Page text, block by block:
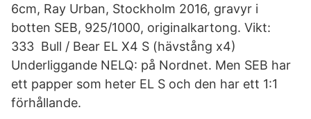
6cm, Ray Urban, Stockholm 2016, gravyr i
botten SEB, 925/1000, originalkartong. Vikt:
333 Bull / Bear EL X4 S (hävstång x4)
Underliggande NELQ: på Nordnet. Men SEB har
ett papper som heter EL S och den har ett 1:1
förhållande.